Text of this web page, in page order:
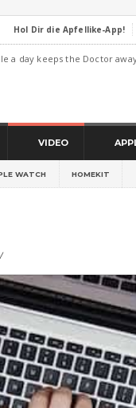
Hol Dir die Apfellike-App!
a day keeps the Doctor
VIDEO
WATCH HOMEKIT